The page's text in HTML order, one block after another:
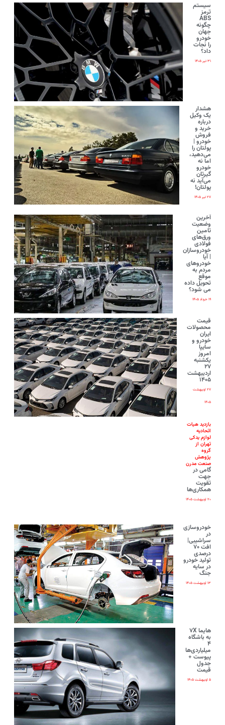
سیستم
ترمز
ABS
چگونه
جهان
خودرو
را نجات
داد؟
۳۱ تیر ۱۴۰۵
هشدار
یک وکیل
درباره
خرید و
فروش
خودرو |
پولتان را
می‌دهید،
اما نه
خودرو
گیرتان
می‌آید نه
پولتان!
۲۷ تیر ۱۴۰۵
آخرین
وضعیت
تامین
ورق‌های
فولادی
خودروسازان
| آیا
خودروهای
مردم به
موقع
تحویل داده
می شود؟
۱۹ خرداد ۱۴۰۵
قیمت
محصولات
ایران‌
خودرو و
سایپا
امروز
یکشنبه
۲۷
اردیبهشت
۱۴۰۵
۲۷ اردیبهشت
۱۴۰۵
بازدید هیات
اتحادیه
لوازم یدکی
تهران از
گروه
پژوهش
صنعت مدرن
گامی در
جهت
تقویت
همکاری‌ها
۲۰ اردیبهشت ۱۴۰۵
خودروسازی
در
سراشیبی|
افت ۷۰
درصدی
تولید خودرو
در سایه
جنگ
۱۳ اردیبهشت ۱۴۰۵
هایما ۷X
به باشگاه
۴
میلیاردی‌ها
پیوست +
جدول
قیمت
۵ اردیبهشت ۱۴۰۵